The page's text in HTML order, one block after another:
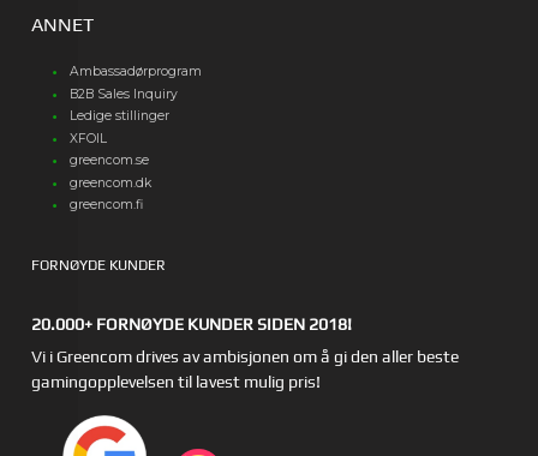
ANNET
Ambassadørprogram
B2B Sales Inquiry
Ledige stillinger
XFOIL
greencom.se
greencom.dk
greencom.fi
FORNØYDE KUNDER
20.000+ FORNØYDE KUNDER SIDEN 2018!
Vi i Greencom drives av ambisjonen om å gi den aller beste
gamingopplevelsen til lavest mulig pris!